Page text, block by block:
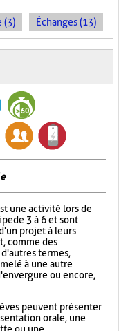
(3) Échanges (13)
une activité lors de
de 3 à 6 et sont
projet à leurs
comme des
termes,
à une autre
ou encore,
peuvent présenter
orale, une